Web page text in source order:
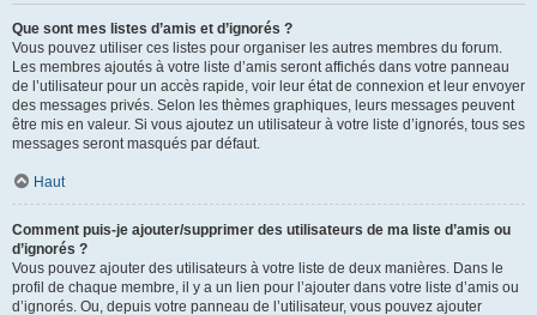
Que sont mes listes d’amis et d’ignorés ?
Vous pouvez utiliser ces listes pour organiser les autres membres du forum.
Les membres ajoutés à votre liste d’amis seront affichés dans votre panneau
de l’utilisateur pour un accès rapide, voir leur état de connexion et leur envoyer
des messages privés. Selon les thèmes graphiques, leurs messages peuvent
être mis en valeur. Si vous ajoutez un utilisateur à votre liste d’ignorés, tous ses
messages seront masqués par défaut.
Haut
Comment puis-je ajouter/supprimer des utilisateurs de ma liste d’amis ou
d’ignorés ?
Vous pouvez ajouter des utilisateurs à votre liste de deux manières. Dans le
profil de chaque membre, il y a un lien pour l’ajouter dans votre liste d’amis ou
d’ignorés. Ou, depuis votre panneau de l’utilisateur, vous pouvez ajouter